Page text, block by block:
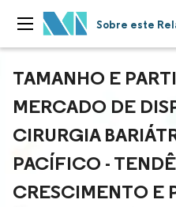
Sobre este
TAMANHO E
MERCADO DE
CIRURGIA
PACÍFICO -
CRESCIMENTO E